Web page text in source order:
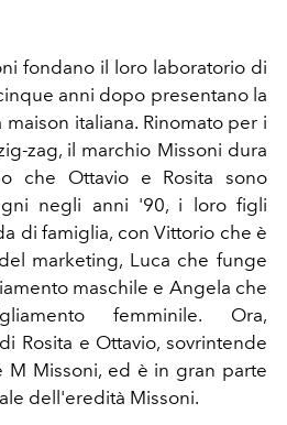
fondano il loro laboratorio di
anni dopo presentano la
italiana. Rinomato per i
zag, il marchio Missoni dura
che Ottavio e Rosita sono
negli anni '90, i loro figli
di famiglia, con Vittorio che è
marketing, Luca che funge
maschile e Angela che
femminile. Ora,
Rosita e Ottavio, sovrintende
M Missoni, ed è in gran parte
dell'eredità Missoni.